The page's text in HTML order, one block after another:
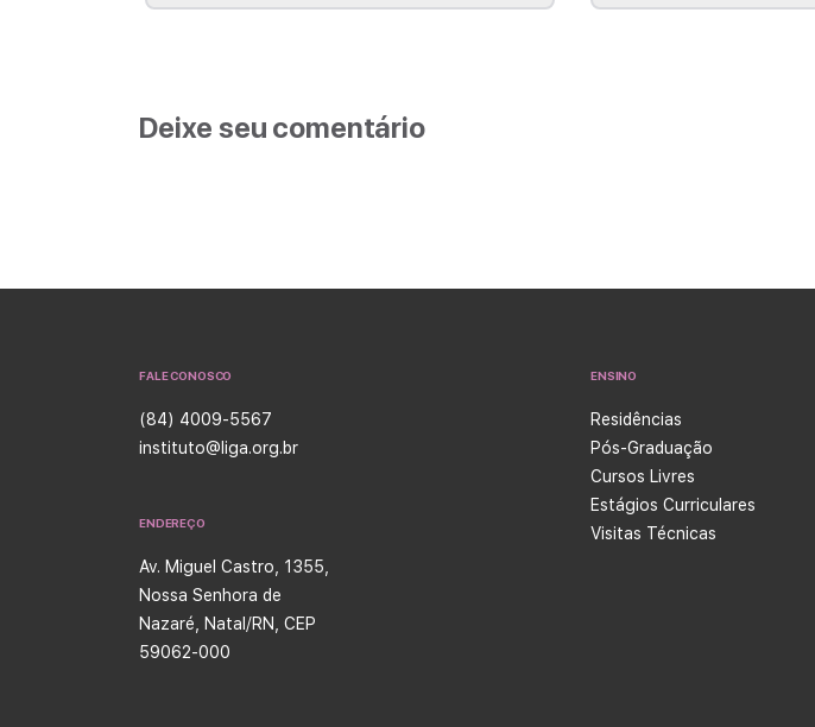
Deixe seu comentário
FALE CONOSCO
(84) 4009-5567
instituto@liga.org.br
ENDEREÇO
Av. Miguel Castro, 1355,
Nossa Senhora de
Nazaré, Natal/RN, CEP
59062-000
ENSINO
Residências
Pós-Graduação
Cursos Livres
Estágios Curriculares
Visitas Técnicas